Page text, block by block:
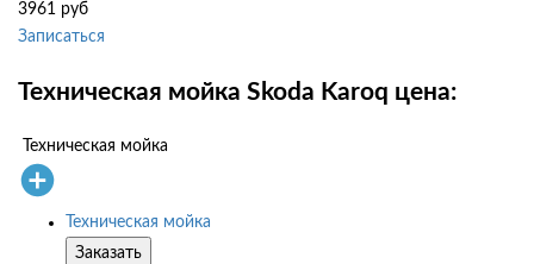
3961 руб
Записаться
Техническая мойка Skoda Karoq цена:
Техническая мойка
Техническая мойка
Заказать